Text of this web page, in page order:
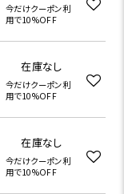
今だけクーポン利
用で10%OFF
在庫なし
今だけクーポン利
用で10%OFF
在庫なし
今だけクーポン利
用で10%OFF